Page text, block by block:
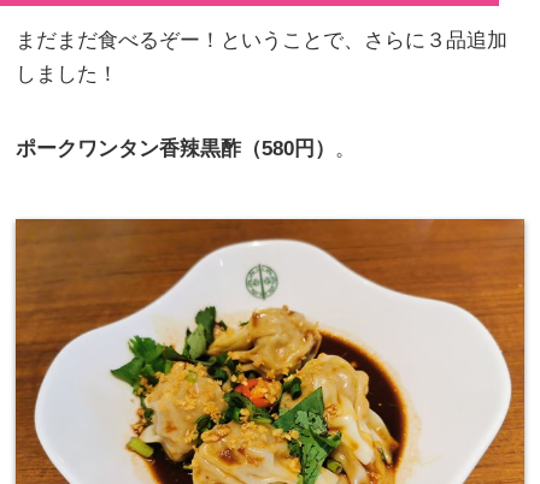
まだまだ食べるぞー！ということで、さらに３品追加
しました！
ポークワンタン香辣黒酢（580円） 。